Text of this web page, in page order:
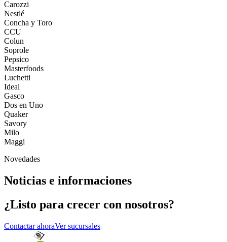
Carozzi
Nestlé
Concha y Toro
CCU
Colun
Soprole
Pepsico
Masterfoods
Luchetti
Ideal
Gasco
Dos en Uno
Quaker
Savory
Milo
Maggi
Novedades
Noticias e informaciones
¿Listo para crecer con nosotros?
Contactar ahoraVer sucursales